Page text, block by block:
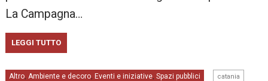
La Campagna…
LEGGI TUTTO
Altro,Ambiente e decoro, Eventi e iniziative,Spazi pubblici catania